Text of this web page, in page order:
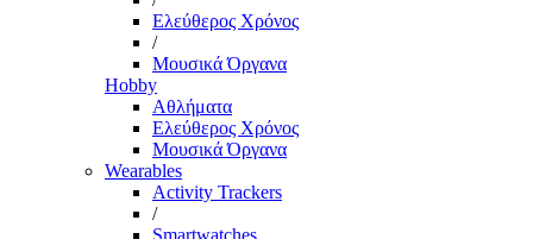
Ελεύθερος Χρόνος
/
Μουσικά Όργανα
Hobby
Αθλήματα
Ελεύθερος Χρόνος
Μουσικά Όργανα
Wearables
Activity Trackers
/
Smartwatches